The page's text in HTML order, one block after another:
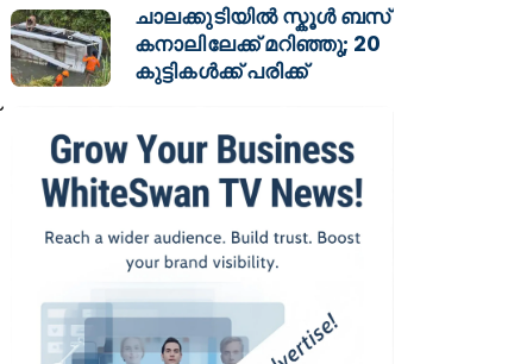
ചാലക്കുടിയിൽ സ്കൂൾ ബസ്
കനാലിലേക്ക് മറിഞ്ഞു; 20
കുട്ടികൾക്ക് പരിക്ക്